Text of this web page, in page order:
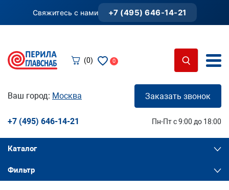
Свяжитесь с нами +7 (495) 646-14-21
(0) 0
Ваш город: Москва Заказать звонок
+7 (495) 646-14-21 Пн-Пт с 9:00 до 18:00
Каталог
Фильтр